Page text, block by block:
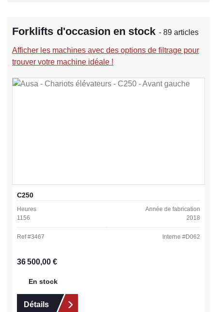
Forklifts d'occasion en stock - 89 articles
Afficher les machines avec des options de filtrage pour
trouver votre machine idéale !
C250
Heures
1156
Année de fabrication
2018
Ref #3467 Interne #D062
Prix régulier :
36 500,00 €
En stock
Détails